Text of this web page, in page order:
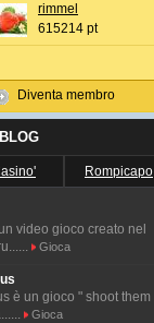
rimmel
615214 pt
Diventa membro
Rompicapo
video gioco creato nel
Gioca
è un gioco " shoot them
Gioca